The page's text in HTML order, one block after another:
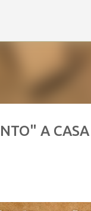
A